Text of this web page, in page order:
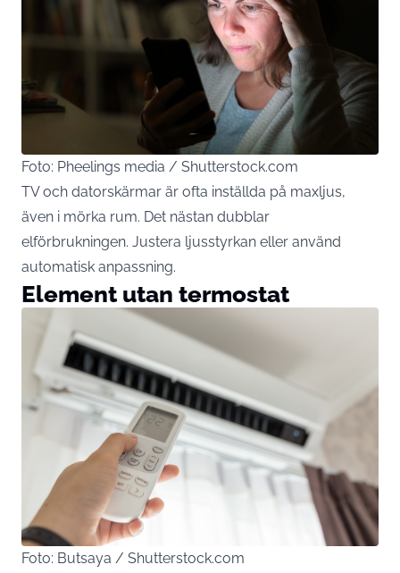
Foto: Pheelings media / Shutterstock.com
TV och datorskärmar är ofta inställda på maxljus,
även i mörka rum. Det nästan dubblar
elförbrukningen. Justera ljusstyrkan eller använd
automatisk anpassning.
Element utan termostat
Foto: Butsaya / Shutterstock.com